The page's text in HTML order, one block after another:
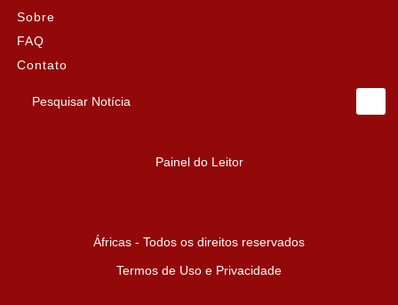
Sobre
FAQ
Contato
Pesquisar Notícia
Painel do Leitor
Áfricas - Todos os direitos reservados
Termos de Uso e Privacidade